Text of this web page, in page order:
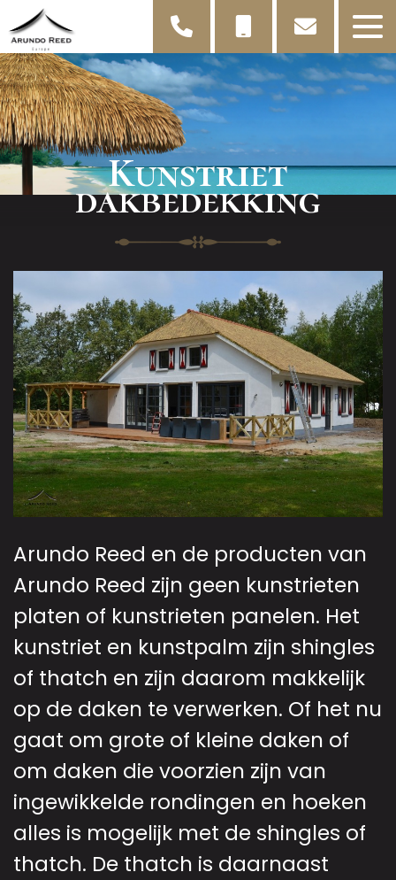
Kunstriet
dakbedekking
Arundo Reed en de producten van
Arundo Reed zijn geen kunstrieten
platen of kunstrieten panelen. Het
kunstriet en kunstpalm zijn shingles
of thatch en zijn daarom makkelijk
op de daken te verwerken. Of het nu
gaat om grote of kleine daken of
om daken die voorzien zijn van
ingewikkelde rondingen en hoeken
alles is mogelijk met de shingles of
thatch. De thatch is daarnaast